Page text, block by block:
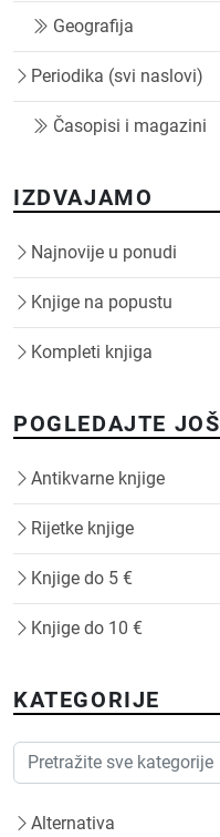
Geografija
Periodika (svi naslovi)
Časopisi i magazini
IZDVAJAMO
Najnovije u ponudi
Knjige na popustu
Kompleti knjiga
POGLEDAJTE JOŠ
Antikvarne knjige
Rijetke knjige
Knjige do 5 €
Knjige do 10 €
KATEGORIJE
Alternativa